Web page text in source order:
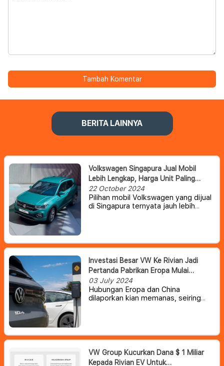
Tambah Komentar
BERITA LAINNYA
Volkswagen Singapura Jual Mobil
Lebih Lengkap, Harga Unit Paling
Murah Rp 1,8 Miliar
22 October 2024
Pilihan mobil Volkswagen yang dijual
di Singapura ternyata jauh lebih
Investasi Besar VW Ke Rivian Jadi
Pertanda Pabrikan Eropa Mulai
Kewalahan Melawan EV China
03 July 2024
Hubungan Eropa dan China
dilaporkan kian memanas, seiring
mengambil langkah yang jauh lebih
berani dengan menaikkan tarifnya
untuk mobil listrik Cina dari 25%
VW Group Kucurkan Dana $ 1 Miliar
Kepada Rivian EV Untuk